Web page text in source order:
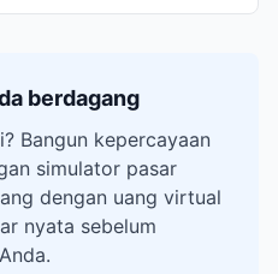
berdagang
Bangun kepercayaan
simulator pasar
dengan uang virtual
nyata sebelum